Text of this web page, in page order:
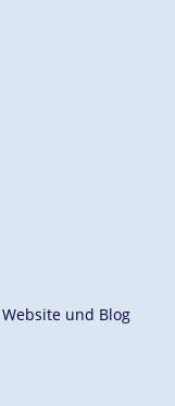
und Blog